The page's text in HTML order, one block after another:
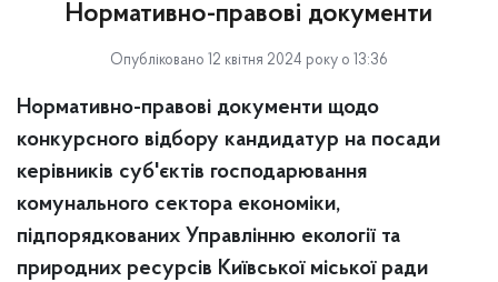
Нормативно-правові документи
Опубліковано 12 квітня 2024 року о 13:36
Нормативно-правові документи щодо
конкурсного відбору кандидатур на посади
керівників суб'єктів господарювання
комунального сектора економіки,
підпорядкованих Управлінню екології та
природних ресурсів Київської міської ради